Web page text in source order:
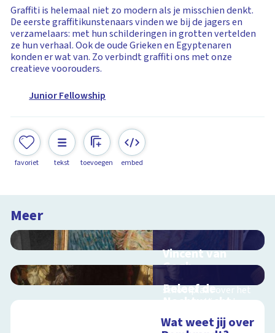
Graffiti is helemaal niet zo modern als je misschien denkt.
De eerste graffitikunstenaars vinden we bij de jagers en
verzamelaars: met hun schilderingen in grotten vertelden
ze hun verhaal. Ook de oude Grieken en Egyptenaren
konden er wat van. Zo verbindt graffiti ons met onze
creatieve voorouders.
Junior Fellowship
favoriet tekst toevoegen embed
Meer
Vincent van
Gogh
Interactieve
schoolplaat over het
leven van Vincent van
Beleef de
Nachtwacht
schoolplaat over
Wat weet jij over